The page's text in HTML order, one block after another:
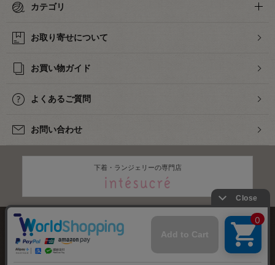
カテゴリ
お取り寄せについて
お買い物ガイド
よくあるご質問
お問い合わせ
下着・ランジェリーの専門店
株式会社オカダヤ
特定商取引法に基づく表記 プライバシーポリシー サイトマップ